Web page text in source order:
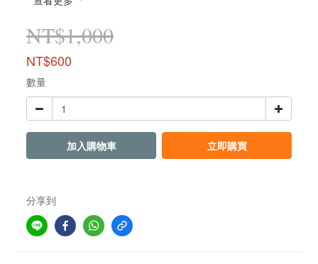
NT$1,000
NT$600
數量
加入購物車 立即購買
分享到